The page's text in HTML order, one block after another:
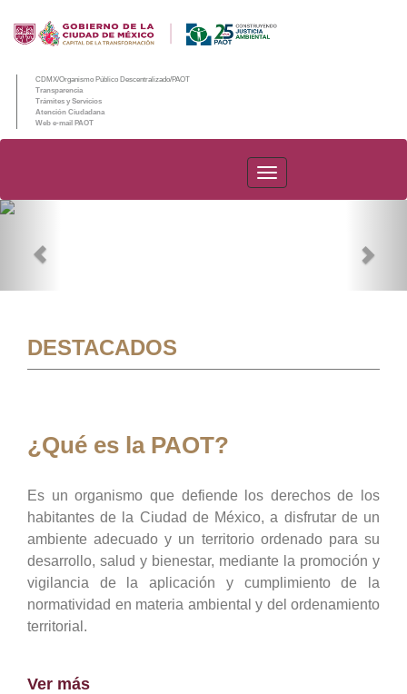
CDMX/Organismo Público Descentralizado/PAOT
Transparencia
Trámites y Servicios
Atención Ciudadana
Web e-mail PAOT
PAOT
DESTACADOS
¿Qué es la PAOT?
Es un organismo que defiende los derechos de los
habitantes de la Ciudad de México, a disfrutar de un
ambiente adecuado y un territorio ordenado para su
desarrollo, salud y bienestar, mediante la promoción y
vigilancia de la aplicación y cumplimiento de la
normatividad en materia ambiental y del ordenamiento
territorial.
Ver más